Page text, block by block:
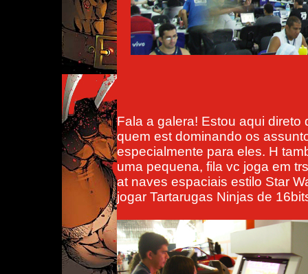
Fala a galera! Estou aqui
quem est dominando os
especialmente para eles. H
uma pequena, fila vc joga em
at naves espaciais estilo Star
jogar Tartarugas Ninjas de